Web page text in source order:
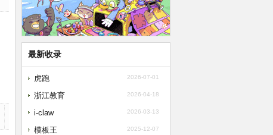
最新收录
2026-07-01
虎跑
2026-04-18
浙江教育
2026-03-13
i-claw
2025-12-07
模板王